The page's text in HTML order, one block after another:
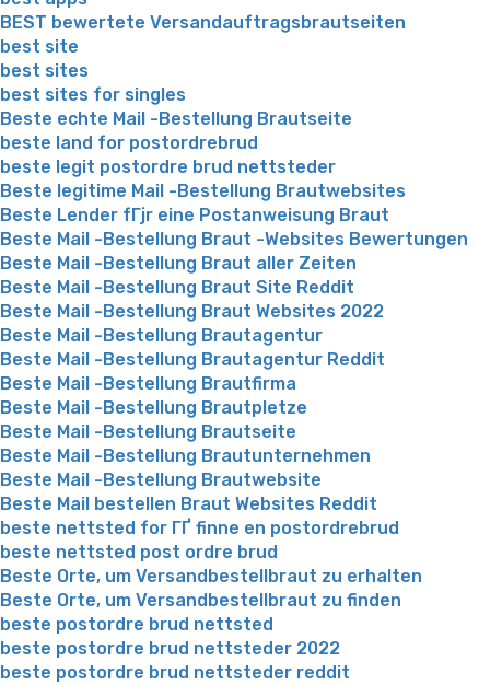
BEST bewertete Versandauftragsbrautseiten
best site
best sites
best sites for singles
Beste echte Mail -Bestellung Brautseite
beste land for postordrebrud
beste legit postordre brud nettsteder
Beste legitime Mail -Bestellung Brautwebsites
Beste Lender fГјr eine Postanweisung Braut
Beste Mail -Bestellung Braut -Websites Bewertungen
Beste Mail -Bestellung Braut aller Zeiten
Beste Mail -Bestellung Braut Site Reddit
Beste Mail -Bestellung Braut Websites 2022
Beste Mail -Bestellung Brautagentur
Beste Mail -Bestellung Brautagentur Reddit
Beste Mail -Bestellung Brautfirma
Beste Mail -Bestellung Brautpletze
Beste Mail -Bestellung Brautseite
Beste Mail -Bestellung Brautunternehmen
Beste Mail -Bestellung Brautwebsite
Beste Mail bestellen Braut Websites Reddit
beste nettsted for ГҐ finne en postordrebrud
beste nettsted post ordre brud
Beste Orte, um Versandbestellbraut zu erhalten
Beste Orte, um Versandbestellbraut zu finden
beste postordre brud nettsted
beste postordre brud nettsteder 2022
beste postordre brud nettsteder reddit